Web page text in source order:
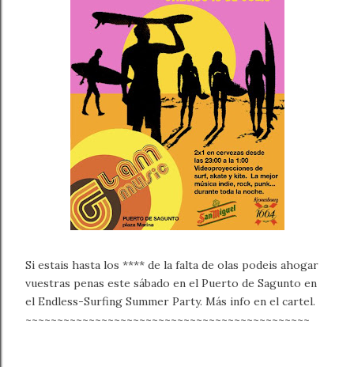
Si estais hasta los **** de la falta de olas podeis ahogar
vuestras penas este sábado en el Puerto de Sagunto en
el Endless-Surfing Summer Party. Más info en el cartel.
~~~~~~~~~~~~~~~~~~~~~~~~~~~~~~~~~~~~~~~~~~~~~